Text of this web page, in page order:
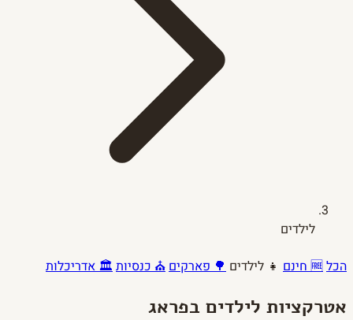
לילדים
הכל🆓 חינם 👧 לילדים 🌳 פארקים⛪ כנסיות🏛️ אדריכלות
אטרקציות לילדים בפראג